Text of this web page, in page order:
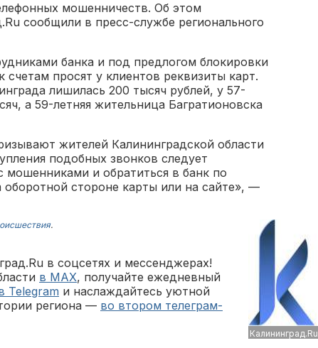
мошенничеств. Об этом
сообщили в пресс-службе регионального
банка и под предлогом блокировки
просят у клиентов реквизиты карт.
лишилась 200 тысяч рублей, у 57-
а 59-летняя жительница Багратионовска
жителей Калининградской области
подобных звонков следует
мошенниками и обратиться в банк по
оборотной стороне карты или на сайте», —
Калининград.Ru
.
в соцсетях и мессенджерах!
в MAX, получайте ежедневный
Telegram и наслаждайтесь уютной
региона — во втором телеграм-